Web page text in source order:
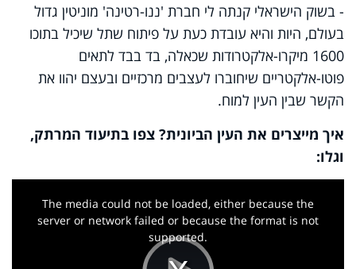
- בשוק הישראלי קנתה לי חברת 'ננו-רטינה' מוניטין גדול
בעולם, היות והיא עובדת כעת על פיתוח שתל שיכיל בתוכו
1600 מיקרו-אלקטרודות שכאלה, בד בבד לתאים
פוטו-אלקטריים שיחוברו לעצבים מרכזיים ובעצם יהוו את
הקשר שבין העין למוח.
איך מייצרים את העין הביונית? צפו בתיעוד המרתק,
וגלו:
This
The media could not be loaded, either because the
server or network failed or because the format is not
supported.